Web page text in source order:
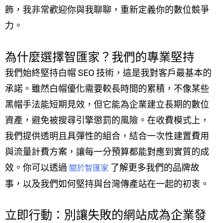
飾，我非常歡迎你與我聊聊，重新定義你的數位競爭
力。
為什麼選擇智匯家？我們的專業堅持
我們始終堅持白帽 SEO 技術，這是我對客戶最基本的
承諾。雖然白帽優化需要較長時間的累積，不像某些
黑帽手法能短期見效，但它能為企業建立長期的數位
資產，避免被搜尋引擎懲罰的風險。在收費模式上，
我們提供透明且具彈性的組合，結合一次性建置費用
與流量計費方案，讓每一分預算都能對應到實質的成
效。你可以透過 關於智匯家 了解更多我們的品牌故
事，以及我們如何堅持與台灣傳產站在一起的初衷。
立即行動：別讓失敗的網站成為企業發